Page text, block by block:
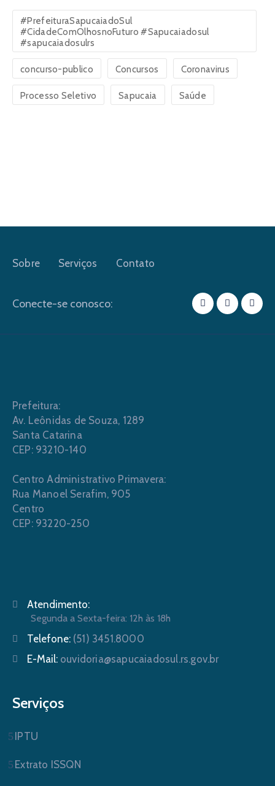
#PrefeituraSapucaiadoSul
#CidadeComOlhosnoFuturo #Sapucaiadosul
#sapucaiadosulrs
concurso-publico Concursos Coronavirus
Processo Seletivo Sapucaia Saúde
Sobre Serviços Contato
Conecte-se conosco:
Prefeitura:
Av. Leônidas de Souza, 1289
Santa Catarina
CEP: 93210-140
Centro Administrativo Primavera:
Rua Manoel Serafim, 905
Centro
CEP: 93220-250
Atendimento:
Segunda a Sexta-feira: 12h às 18h
Telefone: (51) 3451.8000
E-Mail: ouvidoria@sapucaiadosul.rs.gov.br
Serviços
IPTU
Extrato ISSQN